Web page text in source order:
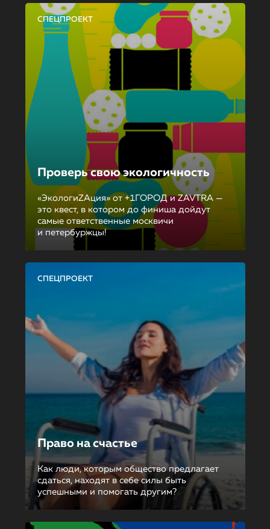
СПЕЦПРОЕКТ
Проверь свою экологичность
«ЭкологиZAция» от +1ГОРОД и ZAVTRA —
это квест, в котором до финиша дойдут
самые ответственные москвичи
и петербуржцы!
СПЕЦПРОЕКТ
Право на счастье
Как люди, которым общество предлагает
сдаться, находят в себе силы быть
успешными и помогать другим?